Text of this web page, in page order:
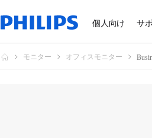
個人向け サ
モニター オフィスモニター